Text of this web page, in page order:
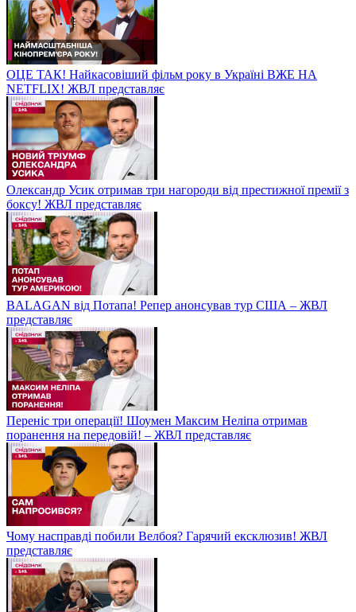
ОЦЕ ТАК! Найкасовіший фільм року в Україні ВЖЕ НА
NETFLIX! ЖВЛ представляє
Олександр Усик отримав три нагороди від престижної премії з
боксу! ЖВЛ представляє
BALAGAN від Потапа! Репер анонсував тур США – ЖВЛ
представляє
Переніс три операції! Шоумен Максим Неліпа отримав
поранення на передовій! – ЖВЛ представляє
Чому насправді побили Велбоя? Гарячий ексклюзив! ЖВЛ
представляє